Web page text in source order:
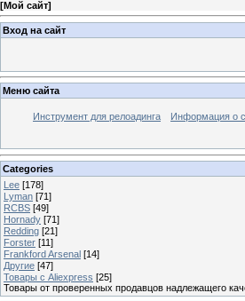
[Мой сайт]
Вход на сайт
Меню сайта
Инструмент для релоадинга Информация о
Categories
Lee [178]
Lyman [71]
RCBS [49]
Hornady [71]
Redding [21]
Forster [11]
Frankford Arsenal [14]
Другие [47]
Товары с Aliexpress [25]
Товары от проверенных продавцов надлежащего